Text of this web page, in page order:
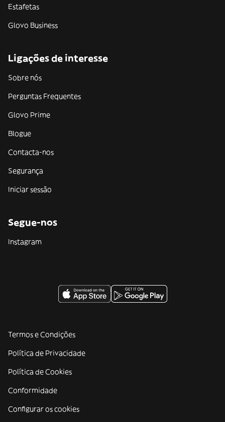
Estafetas
Glovo Business
Ligações de interesse
Sobre nós
Perguntas Frequentes
Glovo Prime
Blogue
Contacta-nos
Segurança
Iniciar sessão
Segue-nos
Instagram
Termos e Condições
Política de Privacidade
Política de Cookies
Conformidade
Configurar os cookies